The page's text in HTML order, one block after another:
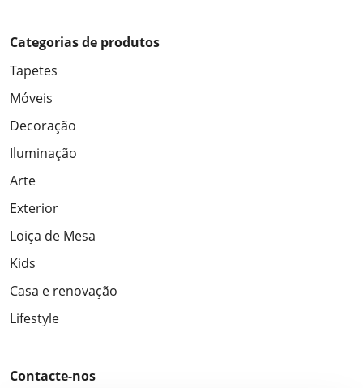
Categorias de produtos
Tapetes
Móveis
Decoração
Iluminação
Arte
Exterior
Loiça de Mesa
Kids
Casa e renovação
Lifestyle
Contacte-nos